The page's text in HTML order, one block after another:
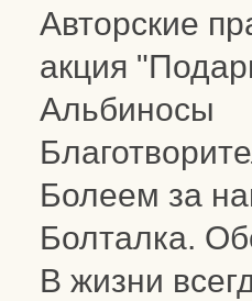
Авторские
акция
Альбиносы
Болеем за
Болталка.
В жизни